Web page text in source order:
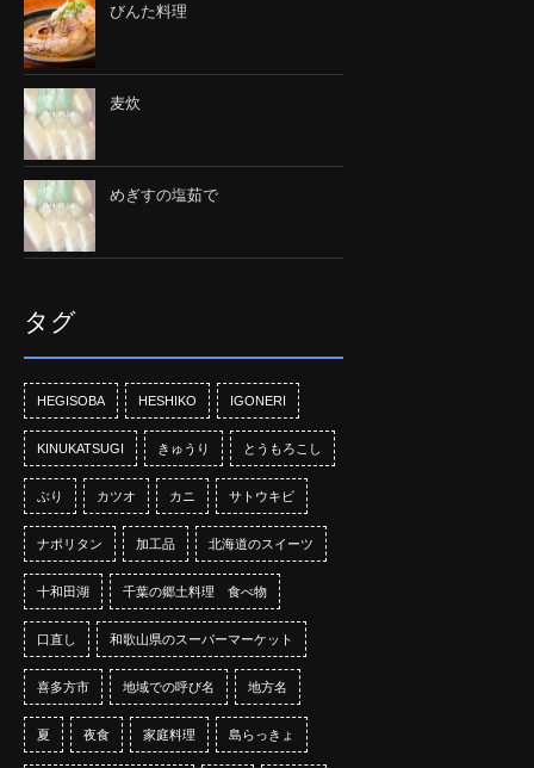
びんた料理
麦炊
めぎすの塩茹で
タグ
HEGISOBA HESHIKO IGONERI
KINUKATSUGI きゅうり とうもろこし
ぶり カツオ カニ サトウキビ
ナポリタン 加工品 北海道のスイーツ
十和田湖 千葉の郷土料理 食べ物
口直し 和歌山県のスーパーマーケット
喜多方市 地域での呼び名 地方名
夏 夜食 家庭料理 島らっきょ